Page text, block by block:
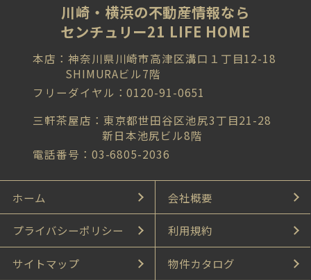
川崎・横浜の不動産情報なら
センチュリー21 LIFE HOME
本店：神奈川県川崎市高津区溝口１丁目12-18
SHIMURAビル7階
フリーダイヤル：0120-91-0651
三軒茶屋店：東京都世田谷区池尻3丁目21-28
新日本池尻ビル8階
電話番号：03-6805-2036
ホーム 会社概要
プライバシーポリシー 利用規約
サイトマップ 物件カタログ